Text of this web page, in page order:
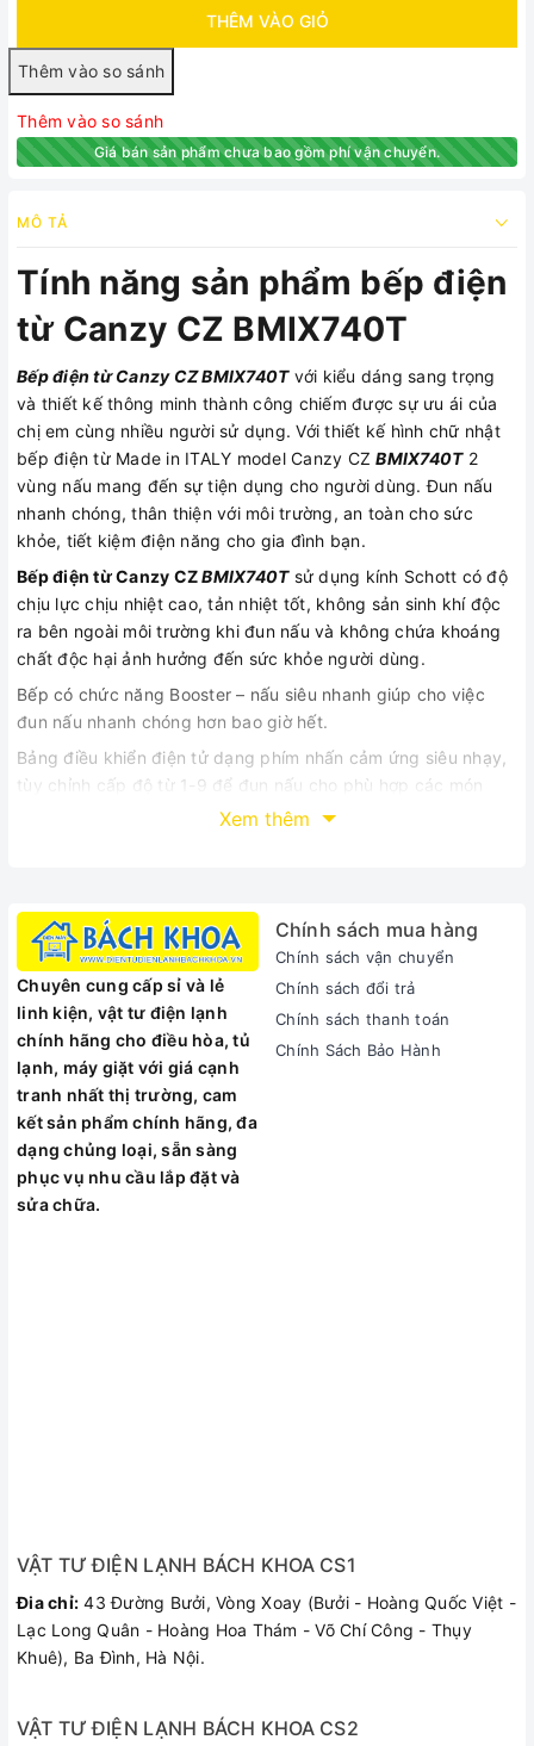
THÊM VÀO GIỎ
Thêm vào so sánh
Giá bán sản phẩm chưa bao gồm phí vận chuyển.
MÔ TẢ
Tính năng sản phẩm bếp điện
từ Canzy CZ BMIX740T
Bếp điện từ Canzy CZ BMIX740Tvới kiểu dáng sang trọng
và thiết kế thông minh thành công chiếm được sự ưu ái của
chị em cùng nhiều người sử dụng. Với thiết kế hình chữ nhật
bếp điện từ Made in ITALY model Canzy CZBMIX740T2
vùng nấu mang đến sự tiện dụng cho người dùng. Đun nấu
nhanh chóng, thân thiện với môi trường, an toàn cho sức
khỏe, tiết kiệm điện năng cho gia đình bạn.
Bếp điện từ Canzy CZBMIX740Tsử dụng kính Schott có độ
chịu lực chịu nhiệt cao, tản nhiệt tốt, không sản sinh khí độc
ra bên ngoài môi trường khi đun nấu và không chứa khoáng
chất độc hại ảnh hưởng đến sức khỏe người dùng.
Bếp có chức năng Booster – nấu siêu nhanh giúp cho việc
đun nấu nhanh chóng hơn bao giờ hết.
Bảng điều khiển điện tử dạng phím nhấn cảm ứng siêu nhạy,
tùy chỉnh cấp độ từ 1-9 để đun nấu cho phù hợp các món
nấu của gia đình bạn. Được trang bị đầy đủ các chức năng
CZBMIX740Tgiúp bạn tiết kiệm được không gian nhà bếp,
dễ dàng hơn khi thay thế những chiếc bếp ga cũ, kích thước
mặt kính 700×400 mm, kích thước khoét là 680×375 mm.
Mua bếp từ CanzyBMIX740T ở đâu uy tín?
Đến với Điện máy Cát Tường – chúng tôi chuyên phân phối
thiết bị nhà bếp nhập khẩu, bạn không cần lo lắng về chất
lượng sản phẩm, giá cả hay hậu mãi sản phẩm nữa. Đến với
chúng tôi để được tư vấn bởi các chuyên viên lâu năm giàu
kinh nghiệm, giúp bạn chọn những sản phẩm ưng ý nhất cho
gian bếp. Nhận ngay nhiều phần quà hấp dẫn, chiết khấu lớn,
Xem thêm
Chuyên cung cấp sỉ và lẻ
linh kiện, vật tư điện lạnh
chính hãng cho điều hòa, tủ
lạnh, máy giặt với giá cạnh
tranh nhất thị trường, cam
kết sản phẩm chính hãng, đa
dạng chủng loại, sẵn sàng
phục vụ nhu cầu lắp đặt và
sửa chữa.
Chính sách mua hàng
Chính sách vận chuyển
Chính sách đổi trả
Chính sách thanh toán
Chính Sách Bảo Hành
VẬT TƯ ĐIỆN LẠNH BÁCH KHOA CS1
Đia chỉ: 43 Đường Bưởi, Vòng Xoay (Bưởi - Hoàng Quốc Việt -
Lạc Long Quân - Hoàng Hoa Thám - Võ Chí Công - Thụy
Khuê), Ba Đình, Hà Nội.
VẬT TƯ ĐIỆN LẠNH BÁCH KHOA CS2